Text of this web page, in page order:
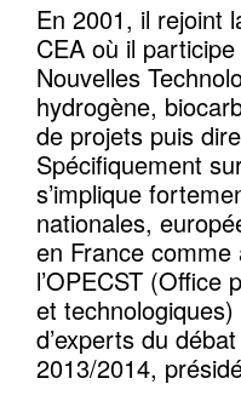
En 2001, il rejoint
CEA où il
Nouvelles
hydrogène,
de projets puis
Spécifiquement
s’implique
nationales,
en France comme
l’OPECST (Office
et
d’experts du
2013/2014,